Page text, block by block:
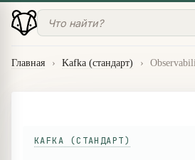
Главная › Kafka (стандарт) ›
KAFKA (СТАНДАРТ)